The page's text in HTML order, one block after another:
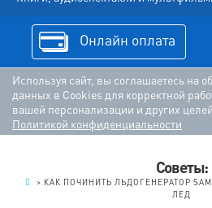
Онлайн оплата
Используя сайт, вы соглашаетесь на
данных в Cookies для корректной
вашей персонализации и других
Политикой конфиденциальности
Советы:
> КАК ПОЧИНИТЬ ЛЬДОГЕНЕРАТОР
ЛЕД